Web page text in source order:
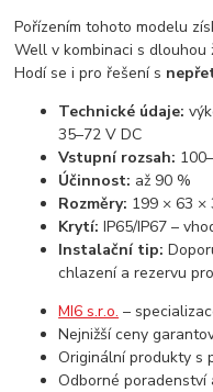
Pořízením tohoto modelu
Well v kombinaci s dlouhou
Hodí se i pro řešení s
Technické údaje:
35–72 V DC
Vstupní rozsah:
Účinnost: až 90 %
Rozměry: 199 × 63 ×
Krytí: IP65/IP67 –
Instalační tip:
chlazení a rezervu
MI6 s.r.o. –
Nejnižší ceny
Originální produkty s
Odborné poradenství